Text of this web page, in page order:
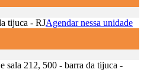
tijuca - RJAgendar nessa unidade
sala 212, 500 - barra da tijuca -